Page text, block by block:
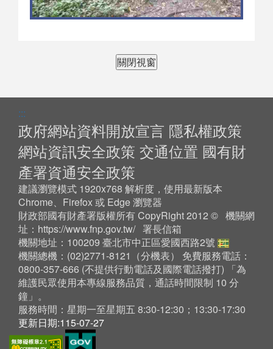
關閉視窗
:::
政府網站資料開放宣言 隱私權政策
網站資訊安全政策 交通位置 國有財
產署資通安全政策
建議瀏覽模式 1920x768 解析度，使用最新版本
Chrome、Firefox 或 Edge 瀏覽器
財政部國有財產署版權所有 CopyRight 2012 © 機關網
址： https://www.fnp.gov.tw/ 署長信箱
機關地址：100209 臺北市中正區愛國西路2號
機關總機：(02)2771-8121（分機表） 免費服務電話：
0800-357-666 (不提供行動電話及國際電話撥打) 「為
維護民眾使用本專線服務品質，通話時間限制 10 分
鐘」。
服務時間：星期一至星期五 8:30-12:30；13:30-17:30
更新日期:115-07-27